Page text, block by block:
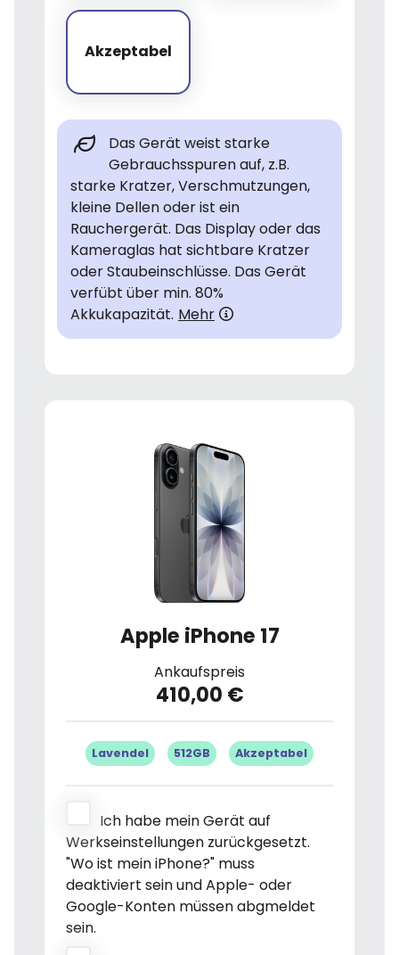
Akzeptabel
Akzeptabel
Das Gerät weist starke
Gebrauchsspuren auf, z.B.
starke Kratzer, Verschmutzungen,
kleine Dellen oder ist ein
Rauchergerät. Das Display oder das
Kameraglas hat sichtbare Kratzer
oder Staubeinschlüsse. Das Gerät
verfübt über min. 80%
Akkukapazität. Mehr
Apple iPhone 17
Ankaufspreis
410,00 €
Lavendel 512GB Akzeptabel
Ich habe mein Gerät auf
Werkseinstellungen zurückgesetzt.
"Wo ist mein iPhone?" muss
deaktiviert sein und Apple- oder
Google-Konten müssen abgmeldet
sein.